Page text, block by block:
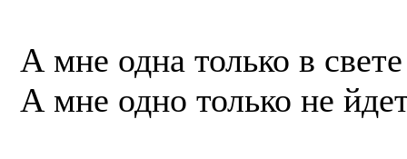
А мне одна только в
А мне одно только не